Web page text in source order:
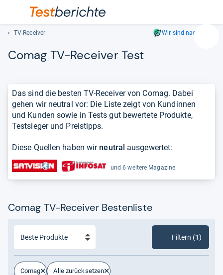
ein.
TV-Receiver Wir sind nachhaltig
Comag TV-​Recei­ver Test
Das sind die besten TV-Receiver von Comag. Dabei
gehen wir neutral vor: Die Liste zeigt von Kundinnen
und Kunden sowie in Tests gut bewertete Produkte,
Testsieger und Preistipps.
Diese Quellen haben wir neutral ausgewertet:
und 6 weitere Magazine
Comag TV-Receiver Bestenliste
Comag Alle zurücksetzen
Filtern (1)